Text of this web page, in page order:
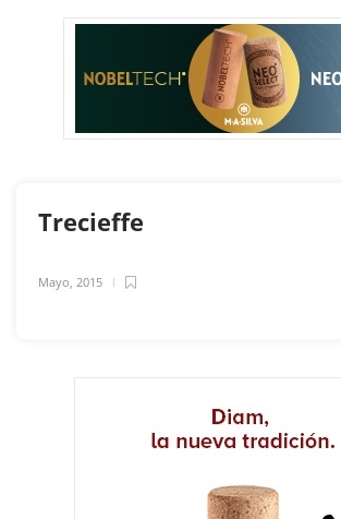
Trecieffe
Mayo, 2015